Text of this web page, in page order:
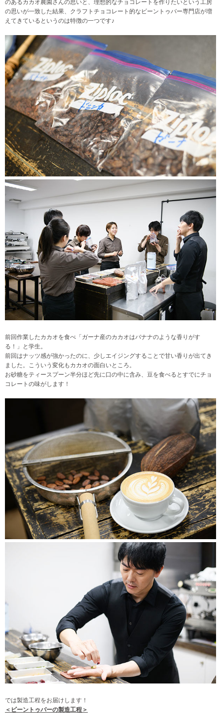
のあるカカオ農園さんの思いと、理想的なチョコレートを作りたいという工房
の思いが一致した結果、クラフトチョコレート的なビーントゥバー専門店が増
えてきているというのは特徴の一つです♪
前回作業したカカオを食べ「ガーナ産のカカオはバナナのような香りがす
る！」と学生。
前回はナッツ感が強かったのに、少しエイジングすることで甘い香りが出てき
ました。こういう変化もカカオの面白いところ。
お砂糖をティースプーン半分ほど先に口の中に含み、豆を食べるとすでにチョ
コレートの味がします！
では製造工程をお届けします！
＜ビーントゥバーの製造工程 ＞